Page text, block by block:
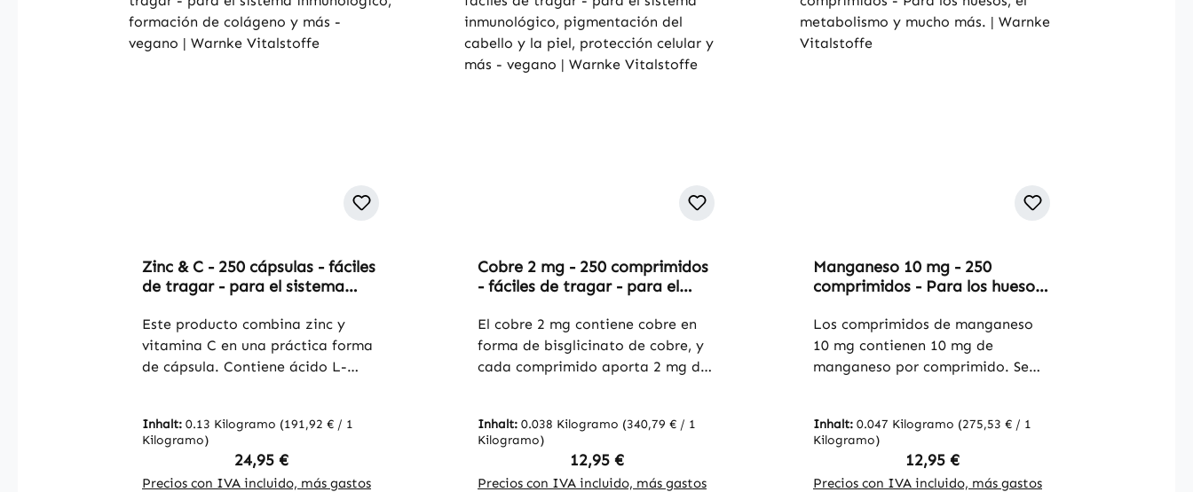
Zinc & C - 250 cápsulas - fáciles
de tragar - para el sistema
colágeno y más - vegano |
Warnke Vitalstoffe
Este producto combina zinc y
vitamina C en una práctica forma
de cápsula. Contiene ácido L-
está formulado con celulosa
microcristalina como agente de
carga. Además, contiene L-leucina
Inhalt: 0.13 Kilogramo (191,92 € / 1
Kilogramo)
Regulärer Preis:
24,95 €
Precios con IVA incluido, más gastos
Cobre 2 mg - 250 comprimidos
- fáciles de tragar - para el
pigmentación del cabello y la
piel, protección celular y más -
vegano | Warnke Vitalstoffe
El cobre 2 mg contiene cobre en
forma de bisglicinato de cobre, y
cada comprimido aporta 2 mg de
suministro a largo plazo. El cobre
es un oligoelemento esencial
presente en muchos alimentos. Los
Inhalt: 0.038 Kilogramo (340,79 € / 1
Kilogramo)
Regulärer Preis:
12,95 €
Precios con IVA incluido, más gastos
Manganeso 10 mg - 250
comprimidos - Para los huesos,
Warnke Vitalstoffe
Los comprimidos de manganeso
10 mg contienen 10 mg de
manganeso por comprimido. Se
ofrecen una forma práctica de
integrar el manganeso de manera
específica en la alimentación
Inhalt: 0.047 Kilogramo (275,53 € / 1
Kilogramo)
Regulärer Preis:
12,95 €
Precios con IVA incluido, más gastos